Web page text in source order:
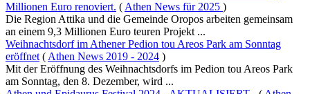
Millionen Euro renoviert. ( Athen News für 2025 )
Die Region Attika und die Gemeinde Oropos arbeiten gemeinsam
an einem 9,3 Millionen Euro teuren Projekt ...
Weihnachtsdorf im Athener Pedion tou Areos Park am Sonntag
eröffnet ( Athen News 2019 - 2024 )
Mit der Eröffnung des Weihnachtsdorfs im Pedion tou Areos Park
am Sonntag, den 8. Dezember, wird ...